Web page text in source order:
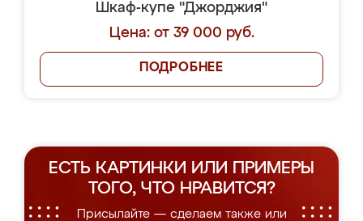
Шкаф-купе "Джорджия"
Цена: от 39 000 руб.
ПОДРОБНЕЕ
ЕСТЬ КАРТИНКИ ИЛИ ПРИМЕРЫ
ТОГО, ЧТО НРАВИТСЯ?
Присылайте — сделаем также или